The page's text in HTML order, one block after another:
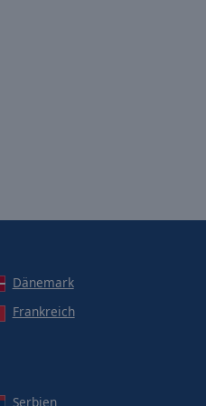
Dänemark
Frankreich
Serbien